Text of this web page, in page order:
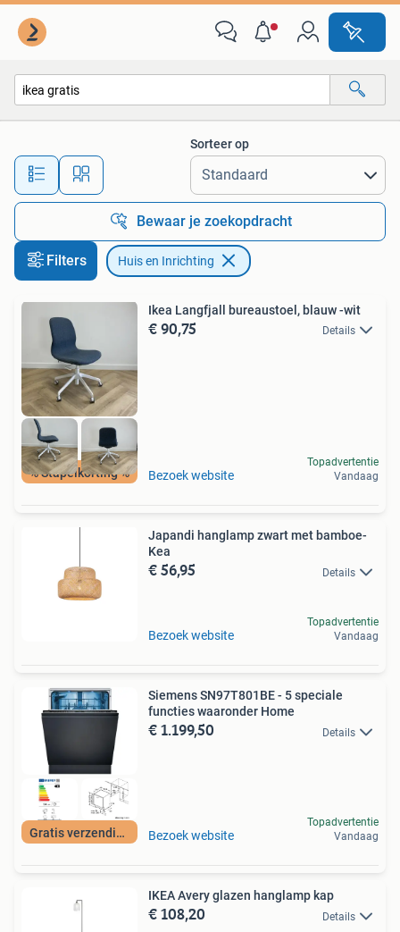
Alle afstanden…
Sorteer op
Bewaar je zoekopdracht
Filters Huis en Inrichting
% Stapelkorting %
Ikea Langfjall bureaustoel, blauw -wit
€ 90,75 Details
Bezoek website
Topadvertentie
Vandaag
Japandi hanglamp zwart met bamboe-
Kea
€ 56,95 Details
Bezoek website
Topadvertentie
Vandaag
Gratis verzending
Siemens SN97T801BE - 5 speciale
functies waaronder Home
€ 1.199,50 Details
Bezoek website
Topadvertentie
Vandaag
IKEA Avery glazen hanglamp kap
€ 108,20 Details